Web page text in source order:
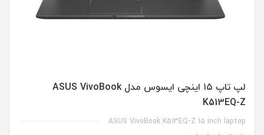
لپ تاپ ۱۵ اینچی ایسوس مدل ASUS VivoBook
K513EQ-Z
ASUS VivoBook K513EQ-Z 15 inch laptop